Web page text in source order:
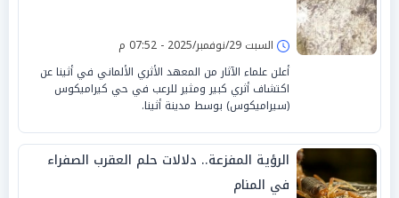
السبت 29/نوفمبر/2025 - 07:52 م
أعلن علماء الآثار من المعهد الأثري الألماني في أثينا عن
اكتشاف أثري كبير ومثير للرعب في حي كيراميكوس
(سيراميكوس) بوسط مدينة أثينا.
الرؤية المفزعة.. دلالات حلم العقرب الصفراء
في المنام